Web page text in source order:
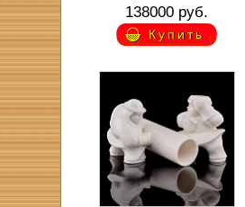
138000 руб.
Купить